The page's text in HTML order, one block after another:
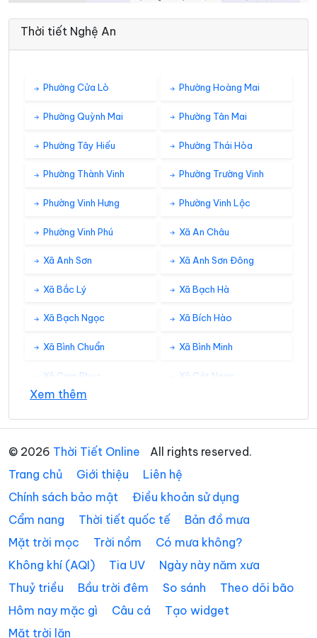
Thời tiết Nghệ An
Phường Cửa Lò Phường Hoàng Mai
Phường Quỳnh Mai Phường Tân Mai
Phường Tây Hiếu Phường Thái Hòa
Phường Thành Vinh Phường Trường Vinh
Phường Vinh Hưng Phường Vinh Lộc
Phường Vinh Phú Xã An Châu
Xã Anh Sơn Xã Anh Sơn Đông
Xã Bắc Lý Xã Bạch Hà
Xã Bạch Ngọc Xã Bích Hào
Xã Bình Chuẩn Xã Bình Minh
Xã Cam Phục Xã Cát Ngạn
Xã Chiêu Lưu
Xã Con Cuông Xã Đại Đồng
Xã Đại Huệ Xã Diễn Châu
Xã Đô Lương Xã Đông Hiếu
Xã Đức Châu Xã Giai Lạc
Xã Giai Xuân
Xem thêm
© 2026 Thời Tiết Online
All rights reserved.
Trang chủ
Giới thiệu
Liên hệ
Chính sách bảo mật
Điều khoản sử dụng
Cẩm nang
Thời tiết quốc tế
Bản đồ mưa
Mặt trời mọc
Trời nồm
Có mưa không?
Không khí (AQI)
Tia UV
Ngày này năm xưa
Thuỷ triều
Bầu trời đêm So sánh
Theo dõi bão
Hôm nay mặc gì
Câu cá
Tạo widget
Mặt trời lặn